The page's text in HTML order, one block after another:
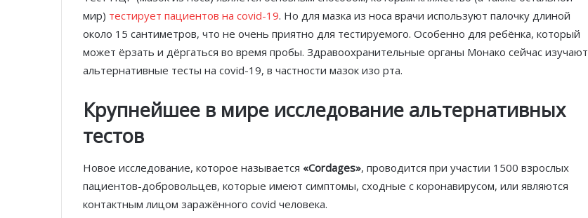
мир) тестирует пациентов на сovid-19. Но для мазка из носа врачи используют палочку длиной
около 15 сантиметров, что не очень приятно для тестируемого. Особенно для ребёнка, который
может ёрзать и дёргаться во время пробы. Здравоохранительные органы Монако сейчас изучают
альтернативные тесты на сovid-19, в частности мазок изо рта.
Крупнейшее в мире исследование альтернативных
тестов
Новое исследование, которое называется «Cordages», проводится при участии 1500 взрослых
пациентов-добровольцев, которые имеют симптомы, сходные с коронавирусом, или являются
контактным лицом заражённого сovid человека.